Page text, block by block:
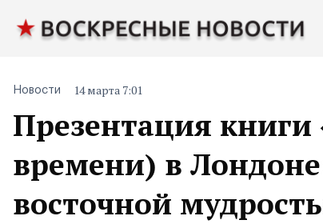
Презентация книги
времени) в
восточной
Новости 14 марта 7:01